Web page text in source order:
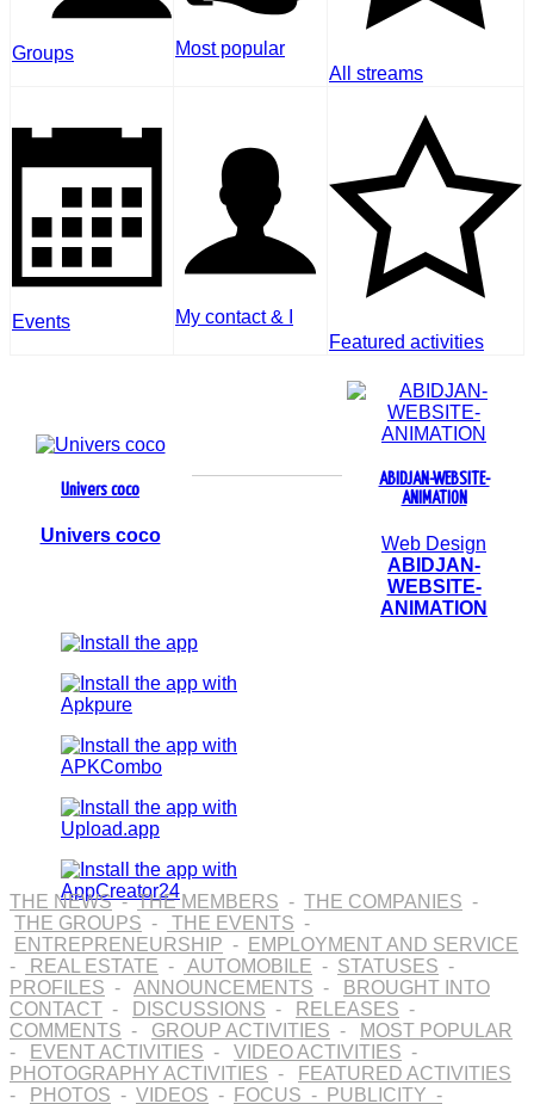
Groups
Most popular
All streams
Events
My contact & I
Featured activities
Univers coco
Univers coco
ABIDJAN-WEBSITE-
ANIMATION
Web Design
ABIDJAN-
WEBSITE-
ANIMATION
THE NEWS-THE MEMBERS - THE COMPANIES -
THE GROUPS - THE EVENTS -
ENTREPRENEURSHIP -
EMPLOYMENT AND SERVICE
-
REAL ESTATE - AUTOMOBILE - STATUSES -
PROFILES - ANNOUNCEMENTS -
BROUGHT INTO
CONTACT - DISCUSSIONS - RELEASES -
COMMENTS - GROUP ACTIVITIES -
MOST POPULAR
-
EVENT ACTIVITIES - VIDEO ACTIVITIES -
PHOTOGRAPHY ACTIVITIES -
FEATURED ACTIVITIES
-
PHOTOS - VIDEOS - FOCUS - PUBLICITY -